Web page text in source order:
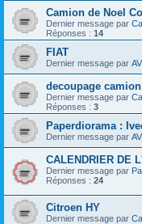
Camion de Noel
Dernier message par
Réponses : 14
FIAT
Dernier message par
decoupage
Dernier message par
Réponses : 3
Paperdiorama :
Dernier message par
CALENDRIER DE
Dernier message par
Réponses : 24
Citroen HY
Dernier message par